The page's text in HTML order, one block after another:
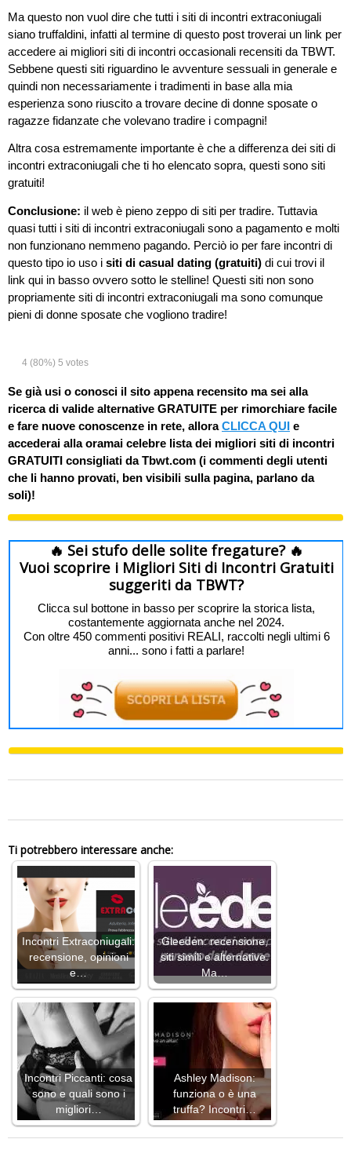
Ma questo non vuol dire che tutti i siti di incontri extraconiugali
siano truffaldini, infatti al termine di questo post troverai un link per
accedere ai migliori siti di incontri occasionali recensiti da TBWT.
Sebbene questi siti riguardino le avventure sessuali in generale e
quindi non necessariamente i tradimenti in base alla mia
esperienza sono riuscito a trovare decine di donne sposate o
ragazze fidanzate che volevano tradire i compagni!
Altra cosa estremamente importante è che a differenza dei siti di
incontri extraconiugali che ti ho elencato sopra, questi sono siti
gratuiti!
Conclusione: il web è pieno zeppo di siti per tradire. Tuttavia
quasi tutti i siti di incontri extraconiugali sono a pagamento e molti
non funzionano nemmeno pagando. Perciò io per fare incontri di
questo tipo io uso i siti di casual dating (gratuiti) di cui trovi il
link qui in basso ovvero sotto le stelline! Questi siti non sono
propriamente siti di incontri extraconiugali ma sono comunque
pieni di donne sposate che vogliono tradire!
4(80%) 5 votes
Se già usi o conosci il sito appena recensito ma sei alla
ricerca di valide alternative GRATUITE per rimorchiare facile
e fare nuove conoscenze in rete, alloraCLICCA QUI e
accederai alla oramai celebre lista dei migliori siti di incontri
GRATUITI consigliati da Tbwt.com (i commenti degli utenti
che li hanno provati, ben visibili sulla pagina, parlano da
soli)!
🔥 Sei stufo delle solite fregature? 🔥
Vuoi scoprire i Migliori Siti di Incontri Gratuiti
suggeriti da TBWT?
Clicca sul bottone in basso per scoprire la storica lista,
costantemente aggiornata anche nel 2024.
Con oltre 450 commenti positivi REALI, raccolti negli ultimi 6
anni... sono i fatti a parlare!
Ti potrebbero interessare anche:
Incontri Extraconiugali:
recensione, opinioni
e…
Gleeden: recensione,
siti simili e alternative.
Ma…
Incontri Piccanti: cosa
sono e quali sono i
migliori…
Ashley Madison:
funziona o è una
truffa? Incontri…